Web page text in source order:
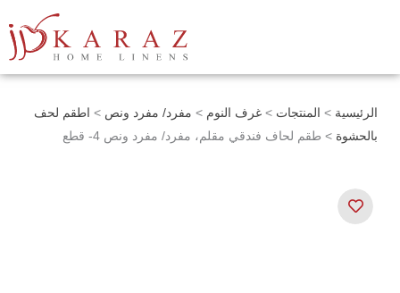
الرئيسية > المنتجات > غرف النوم > مفرد/ مفرد ونص > اطقم لحف
بالحشوة > طقم لحاف فندقي مقلم، مفرد/ مفرد ونص 4- قطع